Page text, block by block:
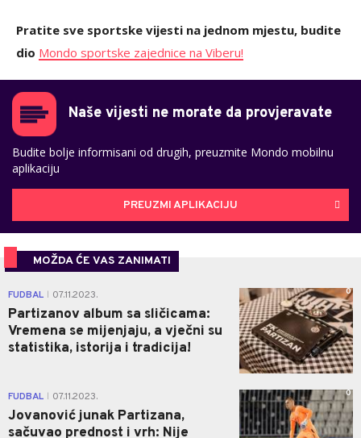
Pratite sve sportske vijesti na jednom mjestu, budite
dio Mondo sportske zajednice na Viberu!
Naše vijesti ne morate da provjeravate
Budite bolje informisani od drugih, preuzmite Mondo mobilnu
aplikaciju
PREUZMI APLIKACIJU
MOŽDA ĆE VAS ZANIMATI
FUDBAL 07.11.2023.
Partizanov album sa sličicama:
Vremena se mijenjaju, a vječni su
statistika, istorija i tradicija!
0
FUDBAL 07.11.2023.
Jovanović junak Partizana,
sačuvao prednost i vrh: Nije
0